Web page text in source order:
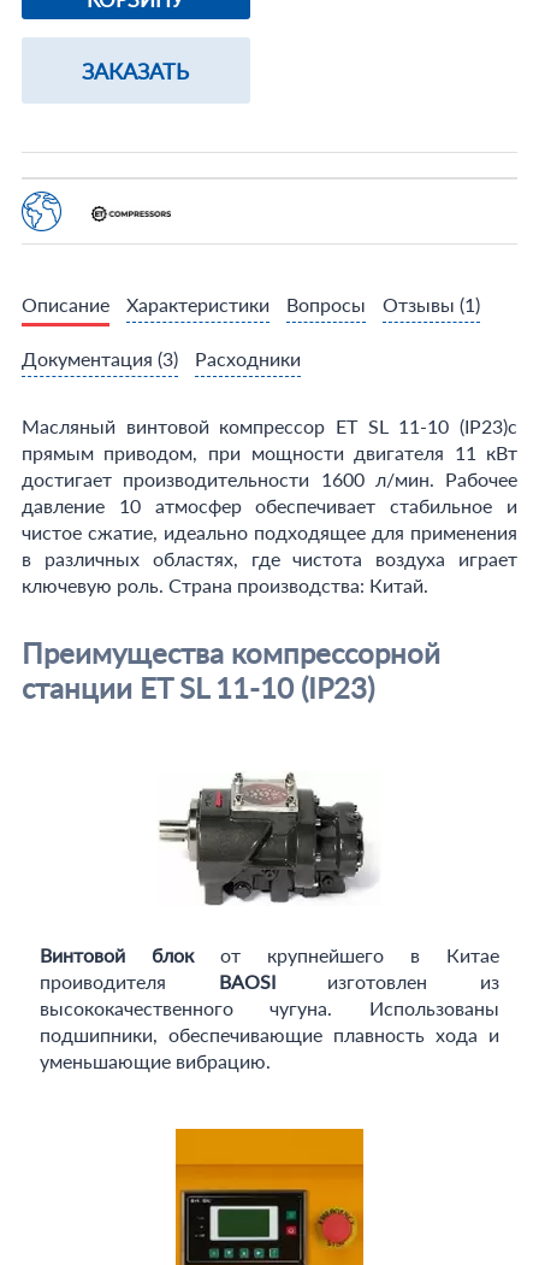
ЗАКАЗАТЬ
Описание Характеристики Вопросы Отзывы (1)
Документация (3) Расходники
Масляный винтовой компрессор ET SL 11-10 (IP23)с
прямым приводом, при мощности двигателя 11 кВт
достигает производительности 1600 л/мин. Рабочее
давление 10 атмосфер обеспечивает стабильное и
чистое сжатие, идеально подходящее для применения
в различных областях, где чистота воздуха играет
ключевую роль. Страна производства: Китай.
Преимущества компрессорной
станции ET SL 11-10 (IP23)
Винтовой блокот крупнейшего в Китае
проиводителя BAOSIизготовлен из
высококачественного чугуна. Использованы
подшипники, обеспечивающие плавность хода и
уменьшающие вибрацию.